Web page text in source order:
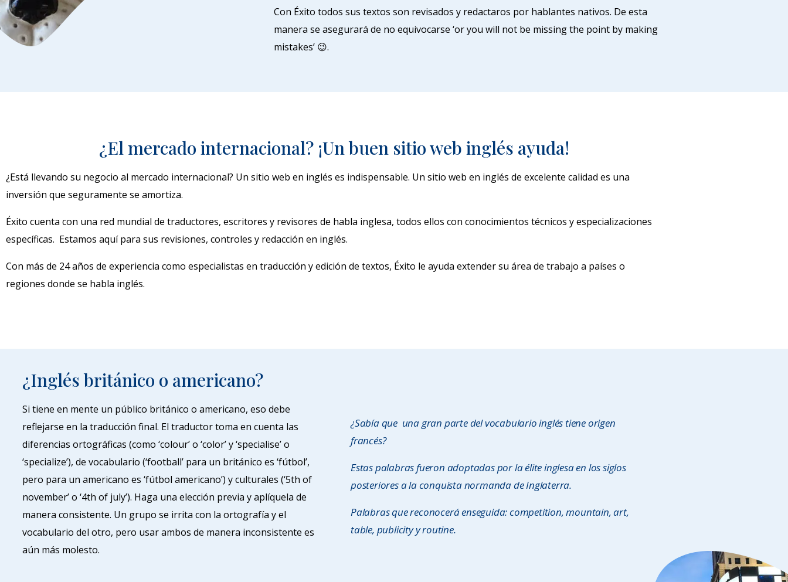
Con Éxito todos sus textos son revisados y redactaros por hablantes nativos. De esta
manera se asegurará de no equivocarse ‘or you will not be missing the point by making
mistakes’ 😉.
¿El mercado internacional? ¡Un buen sitio web inglés ayuda!
¿Está llevando su negocio al mercado internacional? Un sitio web en inglés es indispensable. Un sitio web en inglés de excelente calidad es una
inversión que seguramente se amortiza.
Éxito cuenta con una red mundial de traductores, escritores y revisores de habla inglesa, todos ellos con conocimientos técnicos y especializaciones
específicas. Estamos aquí para sus revisiones, controles y redacción en inglés.
Con más de 24 años de experiencia como especialistas en traducción y edición de textos, Éxito le ayuda extender su área de trabajo a países o
regiones donde se habla inglés.
¿Inglés británico o americano?
Si tiene en mente un público británico o americano, eso debe
reflejarse en la traducción final. El traductor toma en cuenta las
diferencias ortográficas (como ‘colour’ o ‘color’ y ‘specialise’ o
‘specialize’), de vocabulario (‘football’ para un británico es ‘fútbol’,
pero para un americano es ‘fútbol americano’) y culturales (‘5th of
november’ o ‘4th of july’). Haga una elección previa y aplíquela de
manera consistente. Un grupo se irrita con la ortografía y el
vocabulario del otro, pero usar ambos de manera inconsistente es
aún más molesto.
¿Sabía que una gran parte del vocabulario inglés tiene origen
francés?
Estas palabras fueron adoptadas por la élite inglesa en los siglos
posteriores a la conquista normanda de Inglaterra.
Palabras que reconocerá enseguida: competition, mountain, art,
table, publicity y routine.